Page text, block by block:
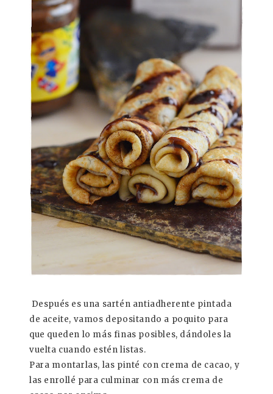
Después es una sartén antiadherente pintada
de aceite, vamos depositando a poquito para
que queden lo más finas posibles, dándoles la
vuelta cuando estén listas.
Para montarlas, las pinté con crema de cacao, y
las enrollé para culminar con más crema de